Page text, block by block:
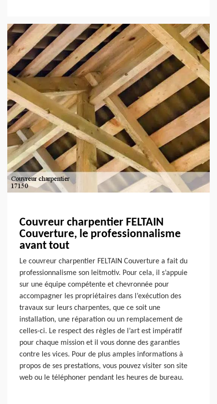
Couvreur charpentier FELTAIN
Couverture, le professionnalisme
avant tout
Le couvreur charpentier FELTAIN Couverture a fait du
professionnalisme son leitmotiv. Pour cela, il s’appuie
sur une équipe compétente et chevronnée pour
accompagner les propriétaires dans l’exécution des
travaux sur leurs charpentes, que ce soit une
installation, une réparation ou un remplacement de
celles-ci. Le respect des règles de l’art est impératif
pour chaque mission et il vous donne des garanties
contre les vices. Pour de plus amples informations à
propos de ses prestations, vous pouvez visiter son site
web ou le téléphoner pendant les heures de bureau.